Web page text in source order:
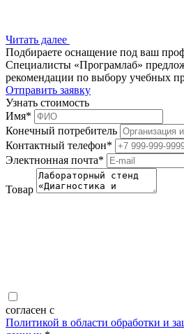
Читать далее
Подбираете оснащение под ваш
Специалисты «Програмлаб»
рекомендации по выбору учебных
Отправить заявку
Узнать стоимость
Имя*
Конечный потребитель
Контактный телефон*
Электнонная почта*
Товар
согласен с
Политикой в области обработки и